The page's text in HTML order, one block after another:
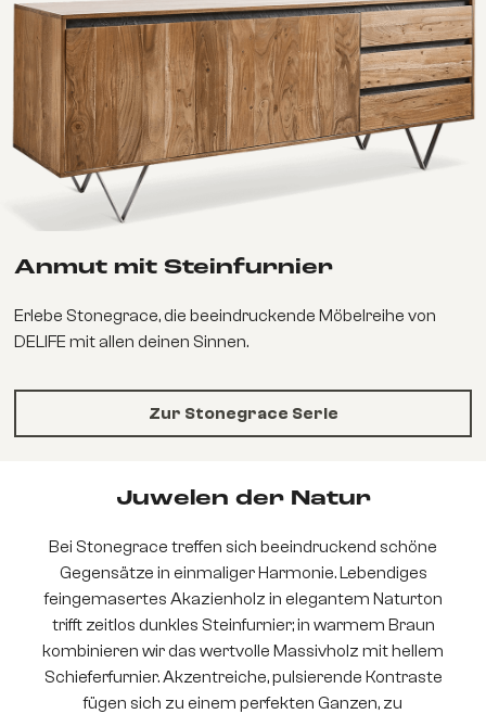
Anmut mit Steinfurnier
Erlebe Stonegrace, die beeindruckende Möbelreihe von
DELIFE mit allen deinen Sinnen.
Zur Stonegrace Serie
Juwelen der Natur
Bei Stonegrace treffen sich beeindruckend schöne
Gegensätze in einmaliger Harmonie. Lebendiges
feingemasertes Akazienholz in elegantem Naturton
trifft zeitlos dunkles Steinfurnier; in warmem Braun
kombinieren wir das wertvolle Massivholz mit hellem
Schieferfurnier. Akzentreiche, pulsierende Kontraste
fügen sich zu einem perfekten Ganzen, zu